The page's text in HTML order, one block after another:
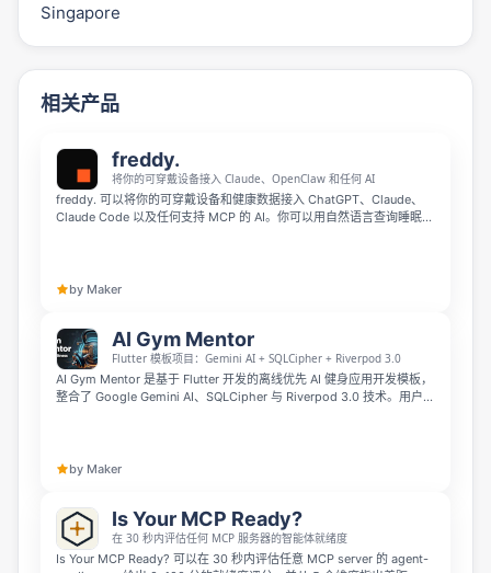
Singapore
相关产品
freddy.
将你的可穿戴设备接入 Claude、OpenClaw 和任何 AI
freddy. 可以将你的可穿戴设备和健康数据接入 ChatGPT、Claude、
Claude Code 以及任何支持 MCP 的 AI。你可以用自然语言查询睡眠、
by Maker
AI Gym Mentor
Flutter 模板项目：Gemini AI + SQLCipher + Riverpod 3.0
AI Gym Mentor 是基于 Flutter 开发的离线优先 AI 健身应用开发模板，
整合了 Google Gemini AI、SQLCipher 与 Riverpod 3.0 技术。用户的
可享受 7 折优惠。
by Maker
Is Your MCP Ready?
在 30 秒内评估任何 MCP 服务器的智能体就绪度
Is Your MCP Ready? 可以在 30 秒内评估任意 MCP server 的 agent-